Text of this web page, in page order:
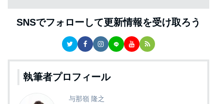
SNSでフォローして更新情報を受け取ろう
執筆者プロフィール
与那嶺 隆之